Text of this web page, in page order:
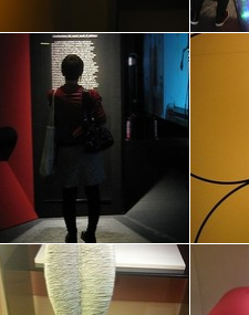
ELLE DECOR ITALIA: DESIGN FOR
LIFE
Francesca Guzzo
LIFE